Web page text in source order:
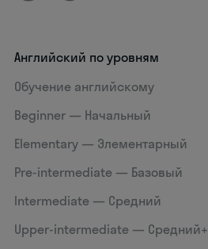
Английский по уровням
Обучение английскому
Beginner — Начальный
Elementary — Элементарный
Pre-intermediate — Базовый
Intermediate — Средний
Upper-intermediate — Средний+